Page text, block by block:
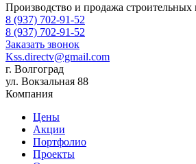
Производство и продажа строительных
8 (937) 702-91-52
8 (937) 702-91-52
Заказать звонок
Kss.directv@gmail.com
г. Волгоград
ул. Вокзальная 88
Компания
Цены
Акции
Портфолио
Проекты